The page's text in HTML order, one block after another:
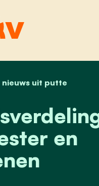
nieuws uit putte
en